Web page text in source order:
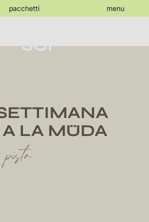
pacchetti menu
SCI
LA MÜDA